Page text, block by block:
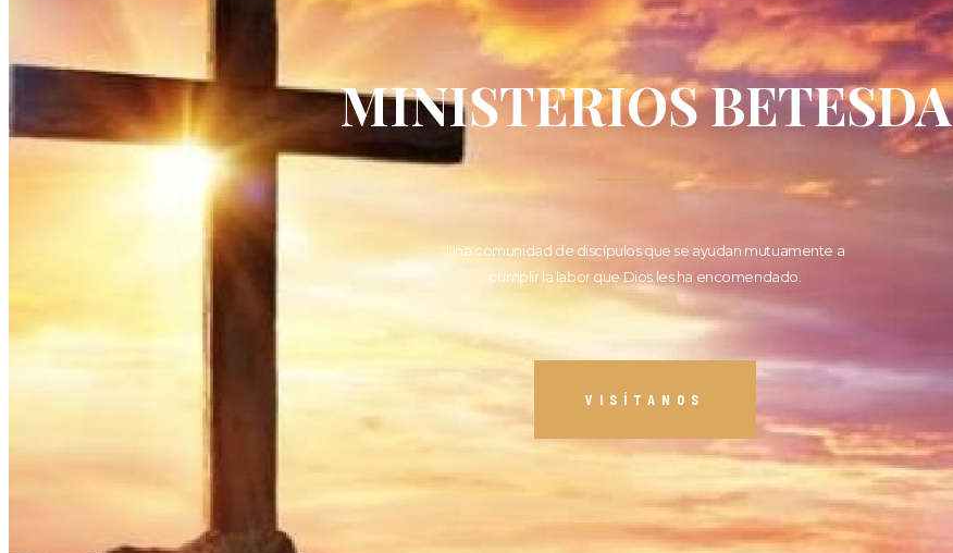
MINISTERIOS BETESDA
Una comunidad de discípulos que se ayudan mutuamente a
cumplir la labor que Dios les ha encomendado.
VISÍTANOS